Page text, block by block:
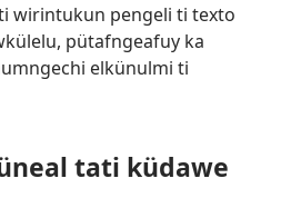
wirintukun pengeli ti texto
pütafngeafuy ka
elkünulmi ti
tati küdawe